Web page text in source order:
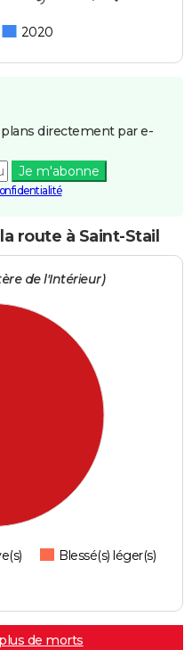
2020
directement par e-
Je m'abonne
route à Saint-Stail
de l'Intérieur)
Blessé(s) léger(s)
de morts